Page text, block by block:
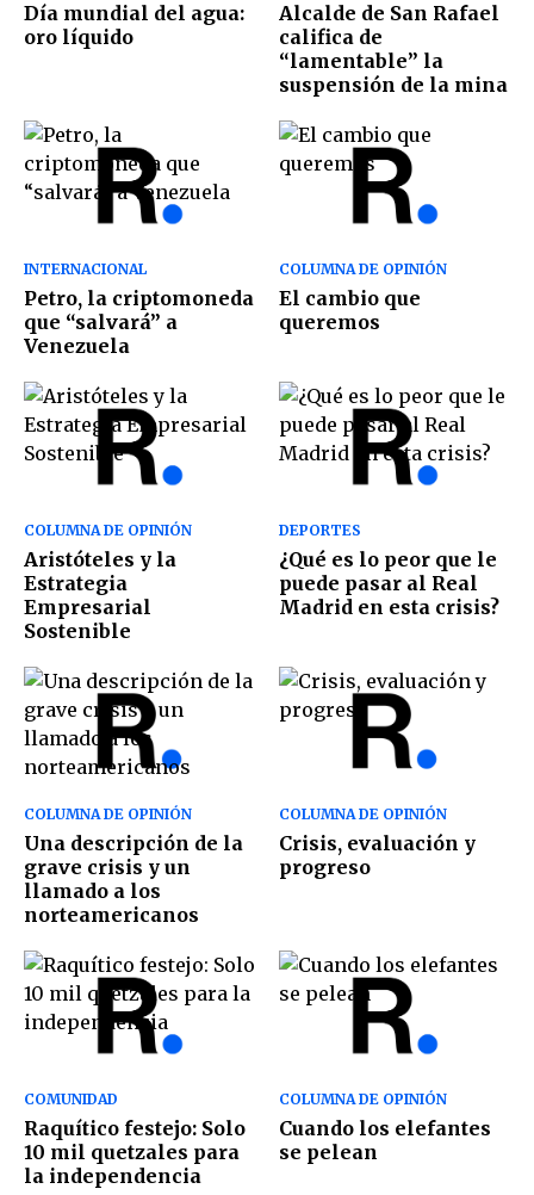
Día mundial del agua:
oro líquido
Alcalde de San Rafael
califica de
“lamentable” la
suspensión de la mina
INTERNACIONAL
Petro, la criptomoneda
que “salvará” a
Venezuela
COLUMNA DE OPINIÓN
El cambio que
queremos
COLUMNA DE OPINIÓN
Aristóteles y la
Estrategia
Empresarial
Sostenible
DEPORTES
¿Qué es lo peor que le
puede pasar al Real
Madrid en esta crisis?
COLUMNA DE OPINIÓN
Una descripción de la
grave crisis y un
llamado a los
norteamericanos
COLUMNA DE OPINIÓN
Crisis, evaluación y
progreso
COMUNIDAD
Raquítico festejo: Solo
10 mil quetzales para
la independencia
COLUMNA DE OPINIÓN
Cuando los elefantes
se pelean